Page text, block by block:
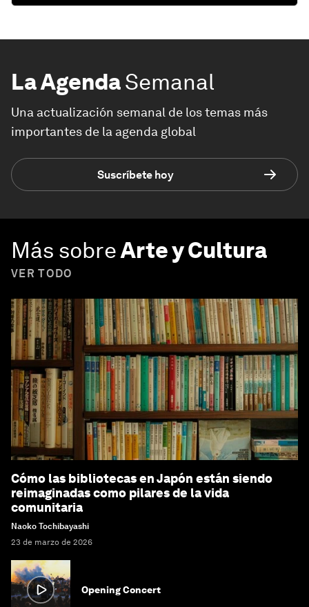
La AgendaSemanal
Una actualización semanal de los temas más
importantes de la agenda global
Suscríbete hoy
Más sobreArte y Cultura
VER TODO
Cómo las bibliotecas en Japón están siendo
reimaginadas como pilares de la vida
comunitaria
Naoko Tochibayashi
23 de marzo de 2026
Opening Concert